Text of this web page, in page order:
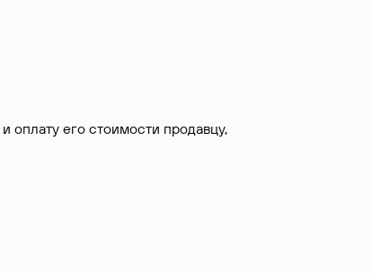
его стоимости продавцу,